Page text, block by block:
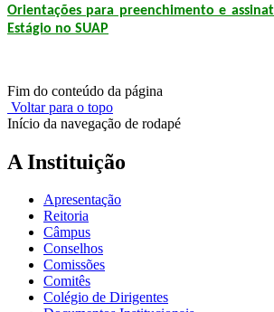
Orientações para preenchimento e
Estágio no SUAP
Fim do conteúdo da página
Voltar para o topo
Início da navegação de rodapé
A Instituição
Apresentação
Reitoria
Câmpus
Conselhos
Comissões
Comitês
Colégio de Dirigentes